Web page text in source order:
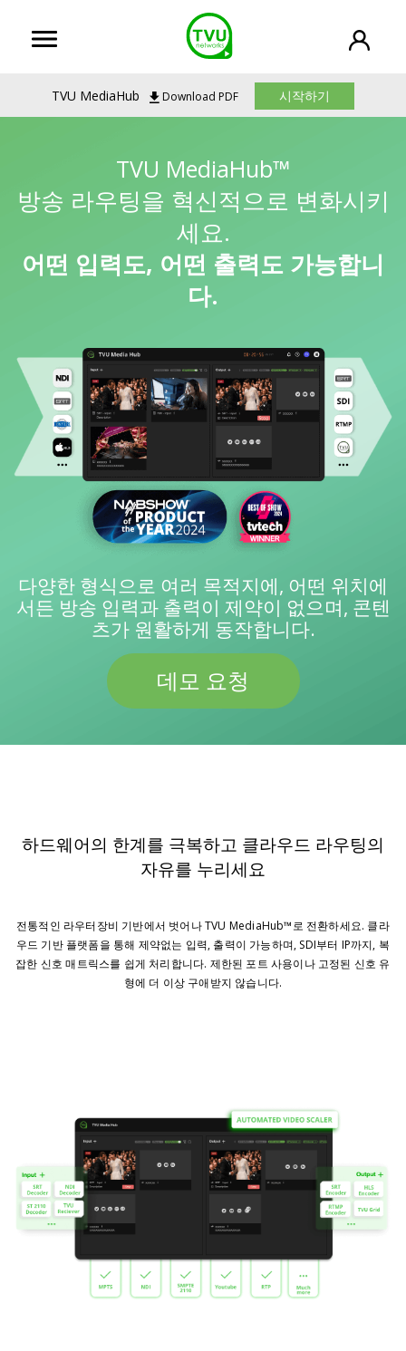
TVU MediaHub Download PDF 시작하기
TVU MediaHub™
방송 라우팅을 혁신적으로 변화시키
세요.
어떤 입력도, 어떤 출력도 가능합니
다.
다양한 형식으로 여러 목적지에, 어떤 위치에
서든 방송 입력과 출력이 제약이 없으며, 콘텐
츠가 원활하게 동작합니다.
데모 요청
하드웨어의 한계를 극복하고 클라우드 라우팅의
자유를 누리세요
전통적인 라우터장비 기반에서 벗어나 TVU MediaHub™로 전환하세요. 클라
우드 기반 플랫폼을 통해 제약없는 입력, 출력이 가능하며, SDI부터 IP까지, 복
잡한 신호 매트릭스를 쉽게 처리합니다. 제한된 포트 사용이나 고정된 신호 유
형에 더 이상 구애받지 않습니다.